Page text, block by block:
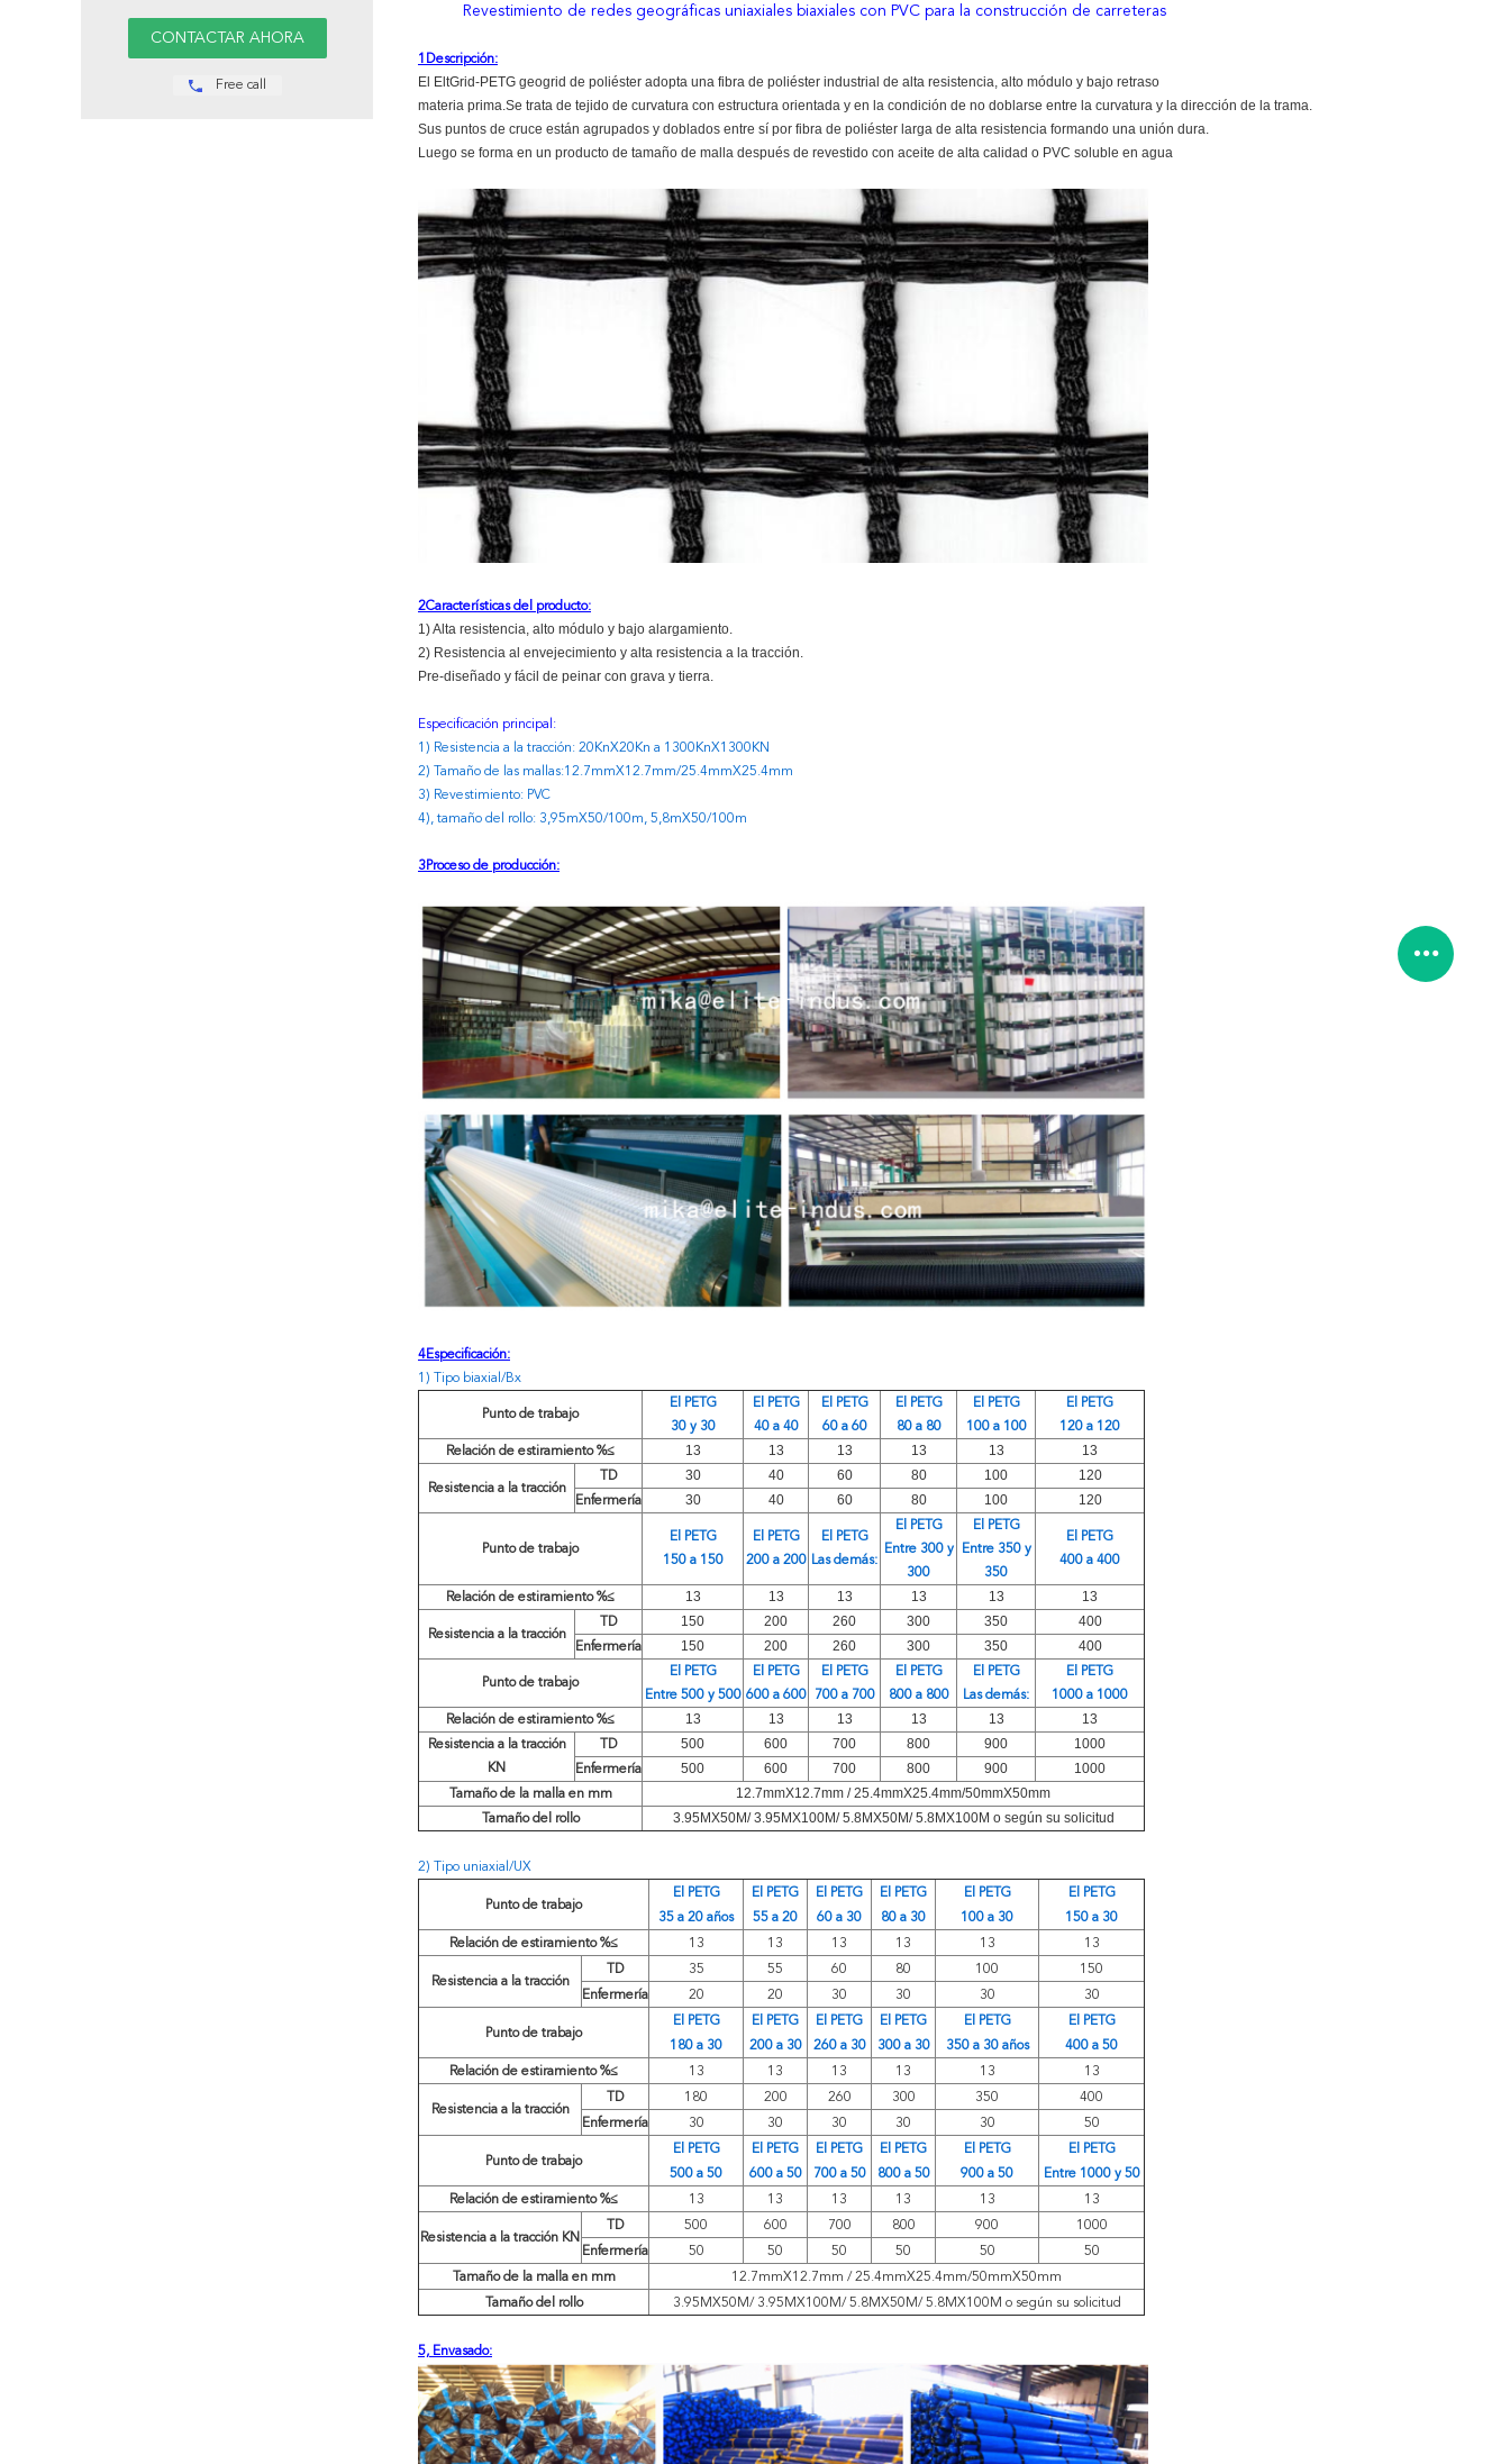
Free call
Revestimiento de redes geográficas uniaxiales biaxiales con PVC para la construcción de carreteras
1Descripción:
El EltGrid-PETG geogrid de poliéster adopta una fibra de poliéster industrial de alta resistencia, alto módulo y bajo retraso
materia prima.Se trata de tejido de curvatura con estructura orientada y en la condición de no doblarse entre la curvatura y la dirección de la trama.
Sus puntos de cruce están agrupados y doblados entre sí por fibra de poliéster larga de alta resistencia formando una unión dura.
Luego se forma en un producto de tamaño de malla después de revestido con aceite de alta calidad o PVC soluble en agua
2Características del producto:
1) Alta resistencia, alto módulo y bajo alargamiento.
2) Resistencia al envejecimiento y alta resistencia a la tracción.
Pre-diseñado y fácil de peinar con grava y tierra.
Especificación principal:
1) Resistencia a la tracción: 20KnX20Kn a 1300KnX1300KN
2) Tamaño de las mallas:12.7mmX12.7mm/25.4mmX25.4mm
3) Revestimiento: PVC
4), tamaño del rollo: 3,95mX50/100m, 5,8mX50/100m
3Proceso de producción:
4Especificación:
1) Tipo biaxial/Bx
Punto de trabajo
El PETG
30 y 30
El PETG
40 a 40
El PETG
60 a 60
El PETG
80 a 80
El PETG
100 a 100
El PETG
120 a 120
Relación de estiramiento %≤
13 13 13 13 13 13
Resistencia a la tracción
TD 30 40 60 80 100 120
Enfermería 30 40 60 80 100 120
Punto de trabajo
El PETG
150 a 150
El PETG
200 a 200
El PETG
Las demás:
El PETG
Entre 300 y
300
El PETG
Entre 350 y
350
El PETG
400 a 400
Relación de estiramiento %≤ 13 13 13 13 13 13
Resistencia a la tracción
TD 150 200 260 300 350 400
Enfermería 150 200 260 300 350 400
Punto de trabajo
El PETG
Entre 500 y 500
El PETG
600 a 600
El PETG
700 a 700
El PETG
800 a 800
El PETG
Las demás:
El PETG
1000 a 1000
Relación de estiramiento %≤
13 13 13 13 13 13
Resistencia a la tracción
KN
TD 500 600 700 800 900 1000
Enfermería 500 600 700 800 900 1000
Tamaño de la malla en mm 12.7mmX12.7mm / 25.4mmX25.4mm/50mmX50mm
Tamaño del rollo 3.95MX50M/ 3.95MX100M/ 5.8MX50M/ 5.8MX100M o según su solicitud
2) Tipo uniaxial/UX
Punto de trabajo
El PETG
35 a 20 años
El PETG
55 a 20
El PETG
60 a 30
El PETG
80 a 30
El PETG
100 a 30
El PETG
150 a 30
Relación de estiramiento %≤
13 13 13 13 13 13
Resistencia a la tracción
TD 35 55 60 80 100
150
Enfermería
20 20 30 30 30 30
Punto de trabajo
El PETG
180 a 30
El PETG
200 a 30
El PETG
260 a 30
El PETG
300 a 30
El PETG
350 a 30 años
El PETG
400 a 50
Relación de estiramiento %≤
13 13 13 13 13 13
Resistencia a la tracción
TD 180 200 260 300 350
400
Enfermería
30 30 30 30 30 50
Punto de trabajo
El PETG
500 a 50
El PETG
600 a 50
El PETG
700 a 50
El PETG
800 a 50
El PETG
900 a 50
El PETG
Entre 1000 y 50
Relación de estiramiento %≤
13 13 13 13 13 13
Resistencia a la tracción KN
TD 500 600 700 800 900
1000
Enfermería
50 50 50 50 50
50
Tamaño de la malla en mm
12.7mmX12.7mm / 25.4mmX25.4mm/50mmX50mm
Tamaño del rollo
3.95MX50M/ 3.95MX100M/ 5.8MX50M/ 5.8MX100M o según su solicitud
5, Envasado: